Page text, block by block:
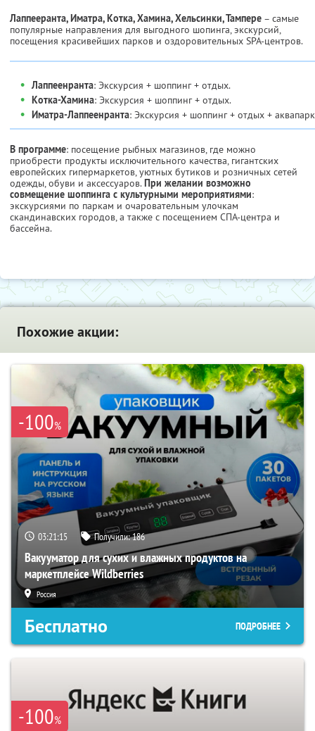
Лаппееранта, Иматра, Котка, Хамина, Хельсинки, Тампере – самые
популярные направления для выгодного шопинга, экскурсий,
посещения красивейших парков и оздоровительных SPA-центров.
• Лаппеенранта: Экскурсия + шоппинг + отдых.
• Котка-Хамина: Экскурсия + шоппинг + отдых.
• Иматра-Лаппеенранта: Экскурсия + шоппинг + отдых +
В программе: посещение рыбных магазинов, где можно
приобрести продукты исключительного качества, гигантских
европейских гипермаркетов, уютных бутиков и розничных сетей
одежды, обуви и аксессуаров.При желании возможно
совмещение шоппинга с культурными мероприятиями:
экскурсиями по паркам и очаровательным улочкам
скандинавских городов, а также с посещением СПА-центра и
бассейна.
Похожие акции:
-100%
03:21:14 Получили:186
Вакууматор для сухих и влажных продуктов на
маркетплейсе Wildberries
Россия
Бесплатно ПОДРОБНЕЕ
-100%